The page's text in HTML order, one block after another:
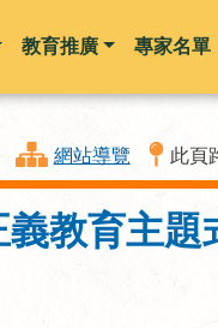
跳到主要內容
教育推廣 專家名單
網站導覽 此頁
教育主